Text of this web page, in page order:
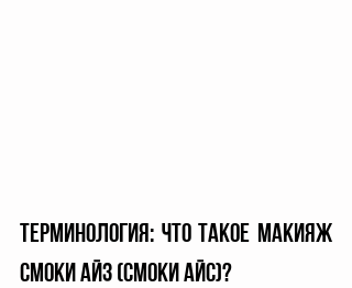
Терминология: что такое макияж
смоки айз (смоки айс)?